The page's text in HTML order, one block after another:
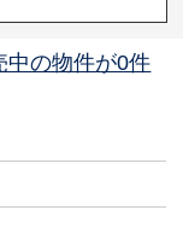
中の物件が0件